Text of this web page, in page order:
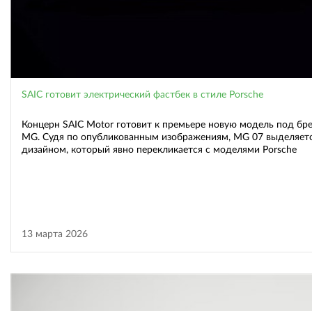
SAIC готовит электрический фастбек в стиле Porsche
Концерн SAIC Motor готовит к премьере новую модель под
MG. Судя по опубликованным изображениям, MG 07
дизайном, который явно перекликается с моделями Porsche
13 марта 2026